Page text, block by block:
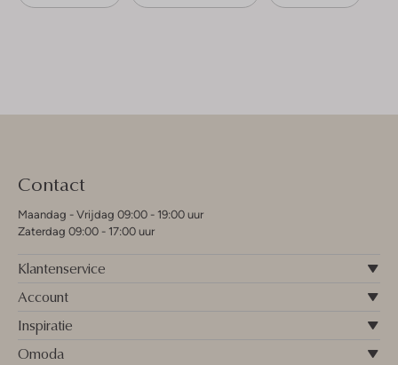
Contact
Maandag - Vrijdag 09:00 - 19:00 uur
Zaterdag 09:00 - 17:00 uur
Klantenservice
Account
Inspiratie
Omoda